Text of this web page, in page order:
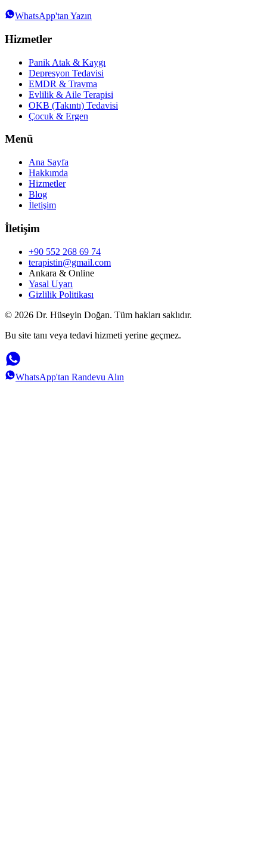
WhatsApp'tan Yazın
Hizmetler
Panik Atak & Kaygı
Depresyon Tedavisi
EMDR & Travma
Evlilik & Aile Terapisi
OKB (Takıntı) Tedavisi
Çocuk & Ergen
Menü
Ana Sayfa
Hakkımda
Hizmetler
Blog
İletişim
İletişim
+90 552 268 69 74
terapistin@gmail.com
Ankara & Online
Yasal Uyarı
Gizlilik Politikası
© 2026 Dr. Hüseyin Doğan. Tüm hakları saklıdır.
Bu site tanı veya tedavi hizmeti yerine geçmez.
WhatsApp'tan Randevu Alın